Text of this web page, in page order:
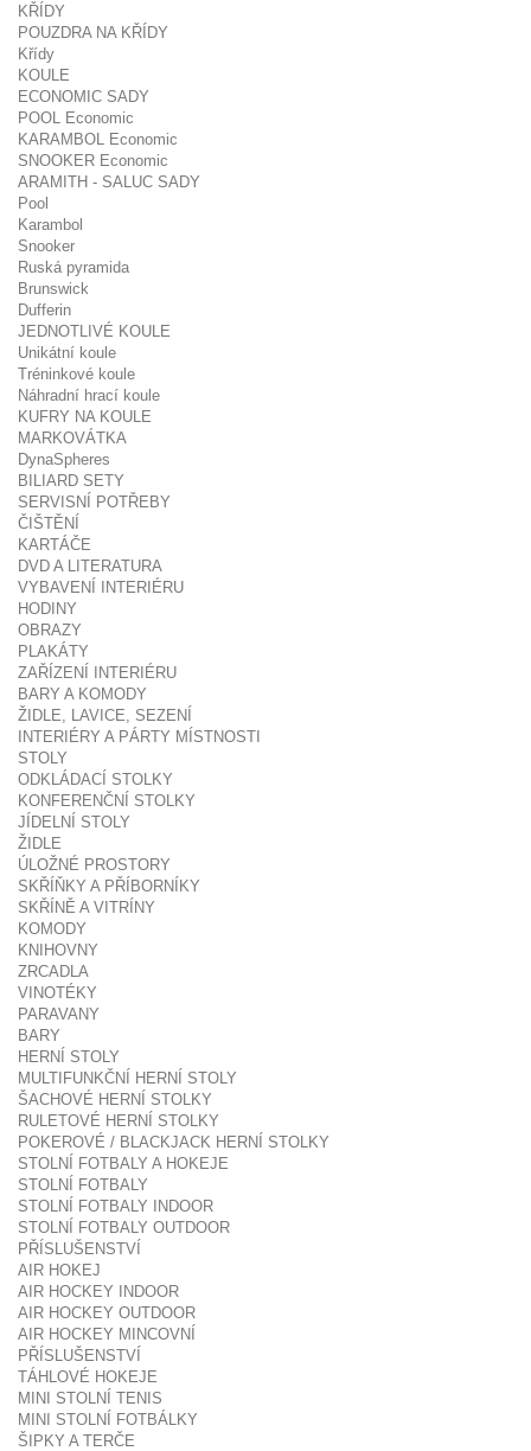
KŘÍDY
POUZDRA NA KŘÍDY
Křídy
KOULE
ECONOMIC SADY
POOL Economic
KARAMBOL Economic
SNOOKER Economic
ARAMITH - SALUC SADY
Pool
Karambol
Snooker
Ruská pyramida
Brunswick
Dufferin
JEDNOTLIVÉ KOULE
Unikátní koule
Tréninkové koule
Náhradní hrací koule
KUFRY NA KOULE
MARKOVÁTKA
DynaSpheres
BILIARD SETY
SERVISNÍ POTŘEBY
ČIŠTĚNÍ
KARTÁČE
DVD A LITERATURA
VYBAVENÍ INTERIÉRU
HODINY
OBRAZY
PLAKÁTY
ZAŘÍZENÍ INTERIÉRU
BARY A KOMODY
ŽIDLE, LAVICE, SEZENÍ
INTERIÉRY A PÁRTY MÍSTNOSTI
STOLY
ODKLÁDACÍ STOLKY
KONFERENČNÍ STOLKY
JÍDELNÍ STOLY
ŽIDLE
ÚLOŽNÉ PROSTORY
SKŘÍŇKY A PŘÍBORNÍKY
SKŘÍNĚ A VITRÍNY
KOMODY
KNIHOVNY
ZRCADLA
VINOTÉKY
PARAVANY
BARY
HERNÍ STOLY
MULTIFUNKČNÍ HERNÍ STOLY
ŠACHOVÉ HERNÍ STOLKY
RULETOVÉ HERNÍ STOLKY
POKEROVÉ / BLACKJACK HERNÍ STOLKY
STOLNÍ FOTBALY A HOKEJE
STOLNÍ FOTBALY
STOLNÍ FOTBALY INDOOR
STOLNÍ FOTBALY OUTDOOR
PŘÍSLUŠENSTVÍ
AIR HOKEJ
AIR HOCKEY INDOOR
AIR HOCKEY OUTDOOR
AIR HOCKEY MINCOVNÍ
PŘÍSLUŠENSTVÍ
TÁHLOVÉ HOKEJE
MINI STOLNÍ TENIS
MINI STOLNÍ FOTBÁLKY
ŠIPKY A TERČE